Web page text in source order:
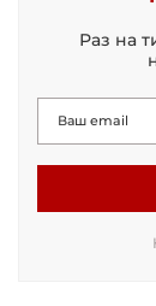
Раз на